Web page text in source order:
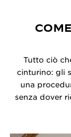
Tutto ciò
cinturino: gli
una
senza dover